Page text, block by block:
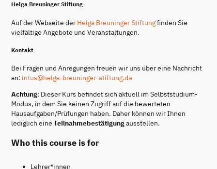
Helga Breuninger Stiftung
Auf der Webseite der Helga Breuninger Stiftungfinden Sie
vielfältige Angebote und Veranstaltungen.
Kontakt
Bei Fragen und Anregungen freuen wir uns über eine Nachricht
an: intus@helga-breuninger-stiftung.de
Achtung: Dieser Kurs befindet sich aktuell im Selbststudium-
Modus, in dem Sie keinen Zugriff auf die bewerteten
Hausaufgaben/Prüfungen haben. Daher können wir Ihnen
lediglich eine Teilnahmebestätigungausstellen.
Who this course is for
Lehrer*innen